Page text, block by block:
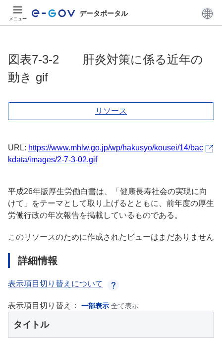
メニュー
データポータル
図表7-3-2 肝炎対策に係る近年の
動き gif
リソース
URL: https://www.mhlw.go.jp/wp/hakusyo/kousei/14/bac
kdata/images/2-7-3-02.gif
平成26年版厚生労働白書は、「健康長寿社会の実現に向
けて」をテーマとして取り上げるとともに、前年度の厚生
労働行政の年次報告を掲載しているものである。
このリソースのために作成されたビューはまだありません
詳細情報
表示項目切り替えについて
表示項目切り替え： 一部表示 全て表示
タイトル